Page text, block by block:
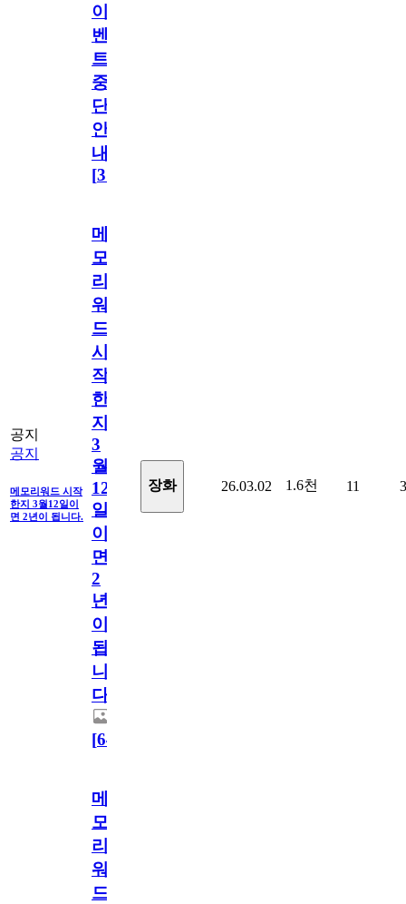
이
벤
트
중
단
안
내
[31
공지
공지
메모리워드 시작
한지 3월12일이
면 2년이 됩니다.
메
모
리
워
드
시
작
한
지
3
월
12
일
이
면
2
년
이
됩
니
다.
[64
장화 26.03.02 1.6천 11 3
메
모
리
워
드